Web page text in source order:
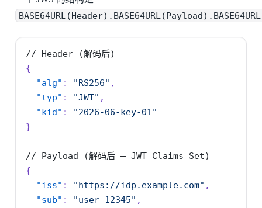
// Header
(解码后)
{
"alg" : "RS256" ,
"typ" : "JWT" ,
"kid" :
"2026-06-key-01"
}
// Payload (解码后 — JWT Claims
Set)
{
"iss" : "https://idp.example.com" ,
"sub" : "user-12345" ,